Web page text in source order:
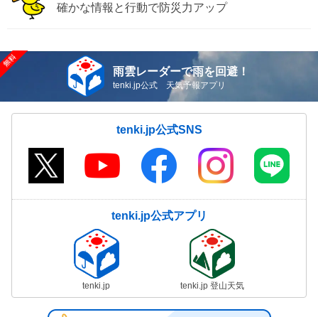
確かな情報と行動で防災力アップ
雨雲レーダーで雨を回避！
tenki.jp公式 天気予報アプリ
tenki.jp公式SNS
tenki.jp公式アプリ
tenki.jp tenki.jp 登山天気